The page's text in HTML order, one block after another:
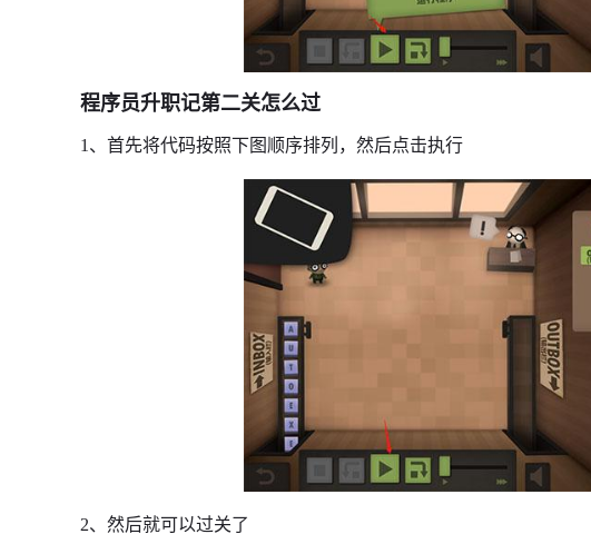
程序员升职记第二关怎么过
1、首先将代码按照下图顺序排列，然后点击执行
2、然后就可以过关了